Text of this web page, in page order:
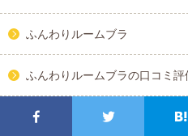
ふんわりルームブラ
ふんわりルームブラの口コミ
ビューティーアップナイトブ